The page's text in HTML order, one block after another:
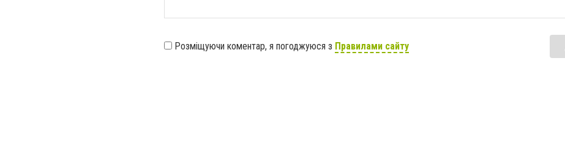
Розміщуючи коментар, я погоджуюся з Правилами сайту